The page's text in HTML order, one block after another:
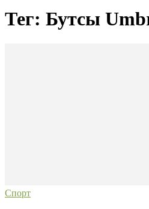
Тег: Бутсы
Спорт